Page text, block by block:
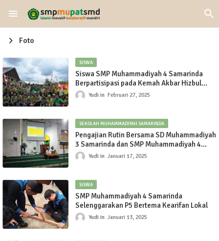
Foto
SISWA
Siswa SMP Muhammadiyah 4 Samarinda
Berpartisipasi pada Kemah Akbar Hizbul
Wathan 2025
Yudi Februari 27, 2025
SEKOLAH MUHAMMADIYAH SAMARINDA
Pengajian Rutin Bersama SD Muhammadiyah
3 Samarinda dan SMP Muhammadiyah 4
Samarinda 15 Januari 2025
Yudi Januari 17, 2025
SISWA
SMP Muhammadiyah 4 Samarinda
Selenggarakan P5 Bertema Kearifan Lokal
Yudi Januari 13, 2025